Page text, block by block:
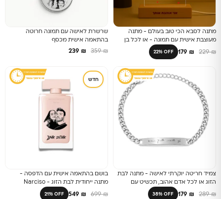
מתנה לסבא הכי טוב בעולם - מתנה
מעוצבת אישית עם תמונה - או לכל בן
אדם אחר₪
229
₪
22% OFF
שרשרת לאישה עם תמונה חרוטה
בהתאמה אישית מכסף
₪
359
₪
צמיד חריטה יוקרתי לאישה - מתנה לבת
הזוג או לכל אדם אהוב, תכשיט עם
חריטה אישית עם משפט אישי בכתב יד₪
289
₪
38% OFF
חדש
בושם בהתאמה אישית עם הדפסה -
מתנה ייחודית לבת הזוג - Narciso
Rodriguez For Her Eau de Parfum₪
699
₪
21% OFF